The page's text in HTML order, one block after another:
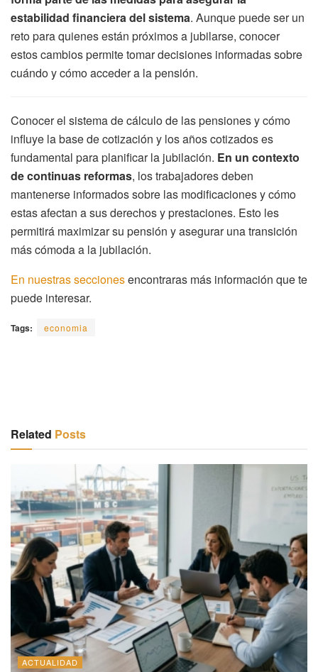
estabilidad financiera del sistema. Aunque puede ser un
reto para quienes están próximos a jubilarse, conocer
estos cambios permite tomar decisiones informadas sobre
cuándo y cómo acceder a la pensión.
Conocer el sistema de cálculo de las pensiones y cómo
influye la base de cotización y los años cotizados es
fundamental para planificar la jubilación. En un contexto
de continuas reformas, los trabajadores deben
mantenerse informados sobre las modificaciones y cómo
estas afectan a sus derechos y prestaciones. Esto les
permitirá maximizar su pensión y asegurar una transición
más cómoda a la jubilación.
En nuestras seccionesencontraras más información que te
puede interesar.
Tags: economia
Related Posts
ACTUALIDAD